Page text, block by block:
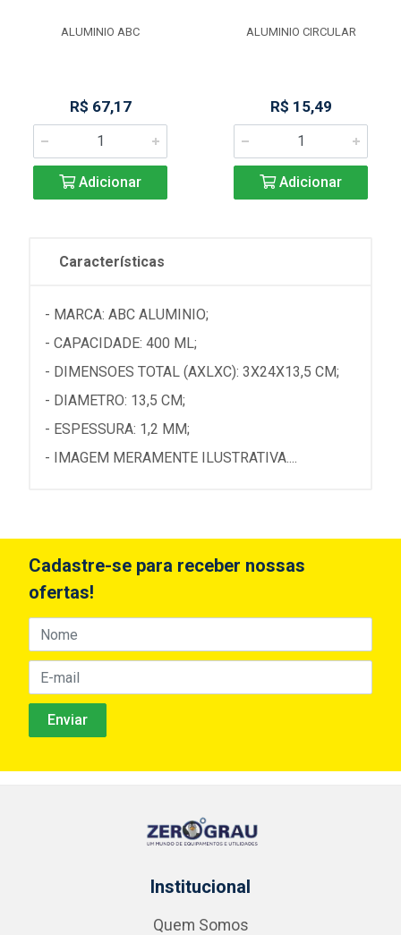
ALUMINIO ABC
R$ 67,17
Adicionar
ALUMINIO CIRCULAR
R$ 15,49
Adicionar
Características
- MARCA: ABC ALUMINIO;
- CAPACIDADE: 400 ML;
- DIMENSOES TOTAL (AXLXC): 3X24X13,5 CM;
- DIAMETRO: 13,5 CM;
- ESPESSURA: 1,2 MM;
- IMAGEM MERAMENTE ILUSTRATIVA....
Cadastre-se para receber nossas
ofertas!
Institucional
Quem Somos